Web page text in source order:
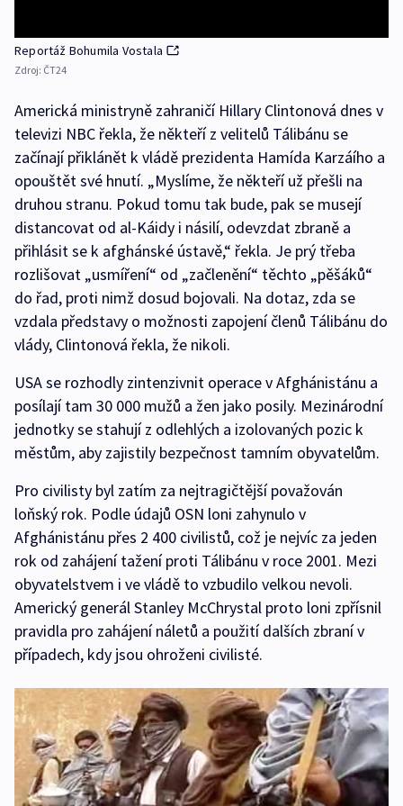
Reportáž Bohumila Vostala
Zdroj: ČT24
Americká ministryně zahraničí Hillary Clintonová dnes v
televizi NBC řekla, že někteří z velitelů Tálibánu se
začínají přiklánět k vládě prezidenta Hamída Karzáího a
opouštět své hnutí. „Myslíme, že někteří už přešli na
druhou stranu. Pokud tomu tak bude, pak se musejí
distancovat od al-Káidy i násilí, odevzdat zbraně a
přihlásit se k afghánské ústavě,“ řekla. Je prý třeba
rozlišovat „usmíření“ od „začlenění“ těchto „pěšáků“
do řad, proti nimž dosud bojovali. Na dotaz, zda se
vzdala představy o možnosti zapojení členů Tálibánu do
vlády, Clintonová řekla, že nikoli.
USA se rozhodly zintenzivnit operace v Afghánistánu a
posílají tam 30 000 mužů a žen jako posily. Mezinárodní
jednotky se stahují z odlehlých a izolovaných pozic k
městům, aby zajistily bezpečnost tamním obyvatelům.
Pro civilisty byl zatím za nejtragičtější považován
loňský rok. Podle údajů OSN loni zahynulo v
Afghánistánu přes 2 400 civilistů, což je nejvíc za jeden
rok od zahájení tažení proti Tálibánu v roce 2001. Mezi
obyvatelstvem i ve vládě to vzbudilo velkou nevoli.
Americký generál Stanley McChrystal proto loni zpřísnil
pravidla pro zahájení náletů a použití dalších zbraní v
případech, kdy jsou ohroženi civilisté.